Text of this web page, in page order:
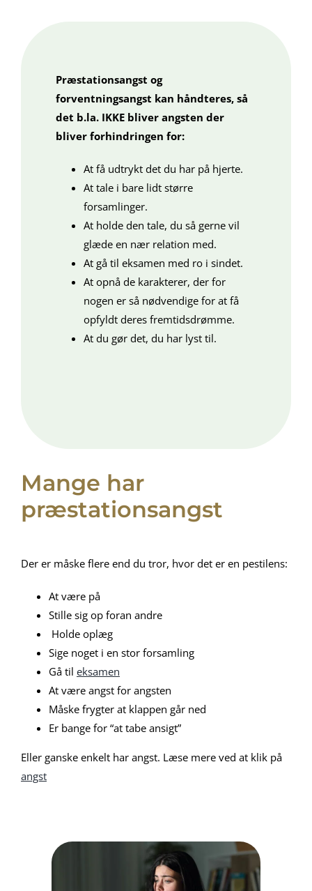
Præstationsangst og
forventningsangst kan håndteres, så
det b.la. IKKE bliver angsten der
bliver forhindringen for:
At få udtrykt det du har på hjerte.
At tale i bare lidt større
forsamlinger.
At holde den tale, du så gerne vil
glæde en nær relation med.
At gå til eksamen med ro i sindet.
At opnå de karakterer, der for
nogen er så nødvendige for at få
opfyldt deres fremtidsdrømme.
At du gør det, du har lyst til.
Mange har
præstationsangst
Der er måske flere end du tror, hvor det er en pestilens:
At være på
Stille sig op foran andre
Holde oplæg
Sige noget i en stor forsamling
Gå til eksamen
At være angst for angsten
Måske frygter at klappen går ned
Er bange for “at tabe ansigt”
Eller ganske enkelt har angst. Læse mere ved at klik på
angst